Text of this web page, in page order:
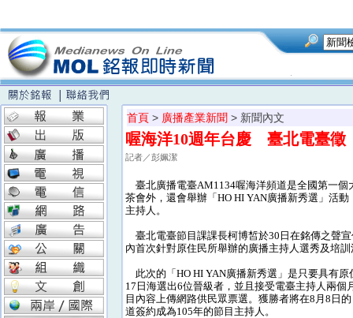
首頁 > 廣播產業新聞 > 新聞內文
喔海洋10週年台慶 臺北電臺徵
記者／彭姵潔
臺北廣播電臺AM1134喔海洋頻道是全國第一個
茶會外，還會舉辦「HO HI YAN廣播新秀選」活
主持人。
臺北電臺節目課課長柯博皙於30日在銘傳之聲
內首次針對原住民所舉辦的廣播主持人選秀及培
此次的「HO HI YAN廣播新秀選」是只要具有
17日海選出6位晉級者，並且接受電臺主持人兩
目內容上傳網路供民眾票選。獲勝者將在8月8日
道簽約成為105年的節目主持人。